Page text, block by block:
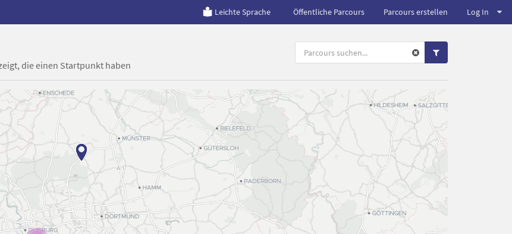
Leichte Sprache Öffentliche Parcours Parcours erstellen Log In
die einen Startpunkt haben